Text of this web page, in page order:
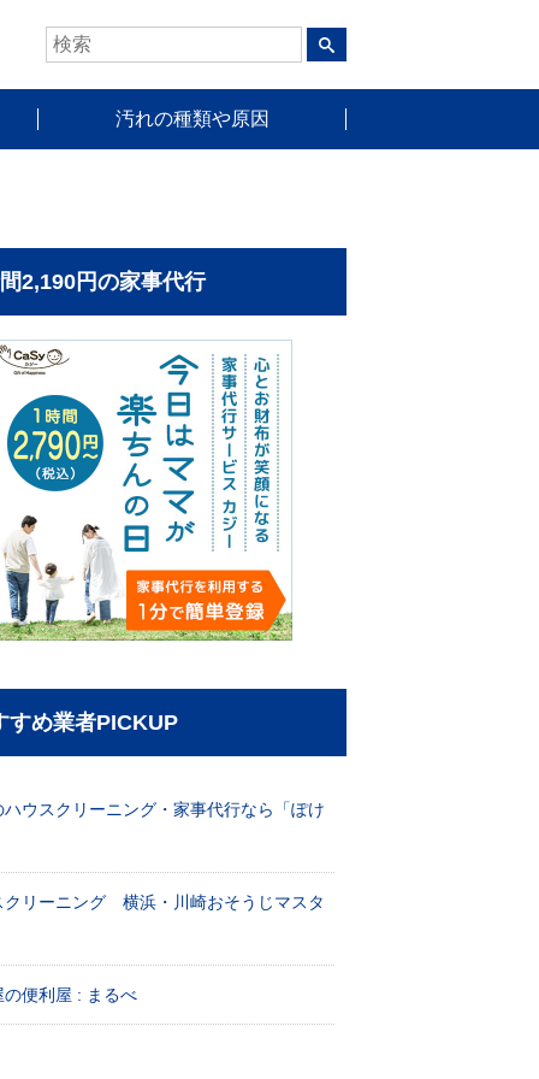
汚れの種類や原因
2,190円の家事代行
すめ業者PICKUP
ハウスクリーニング・家事代行なら「ぽけ
クリーニング 横浜・川崎おそうじマスタ
の便利屋 : まるべ